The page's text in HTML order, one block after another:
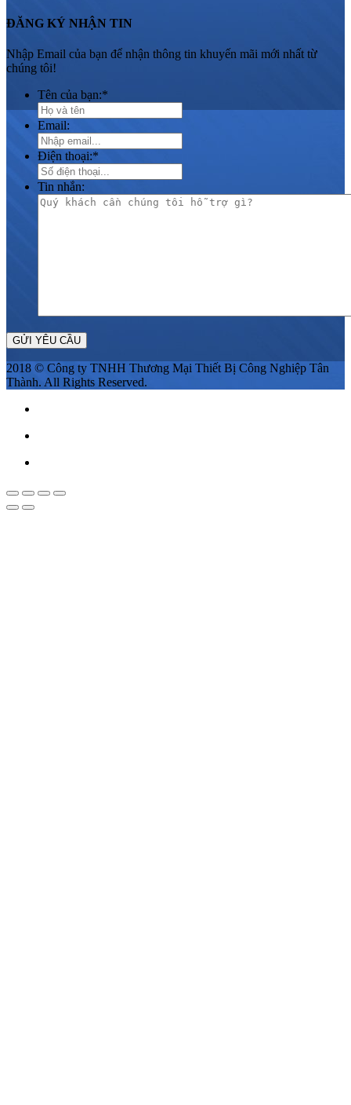
ĐĂNG KÝ NHẬN TIN
Nhập Email của bạn để nhận thông tin khuyến mãi mới nhất từ
chúng tôi!
Tên của bạn:*
Email:
Điện thoại:*
Tin nhắn:
2018 © Công ty TNHH Thương Mại Thiết Bị Công Nghiệp Tân
Thành. All Rights Reserved.